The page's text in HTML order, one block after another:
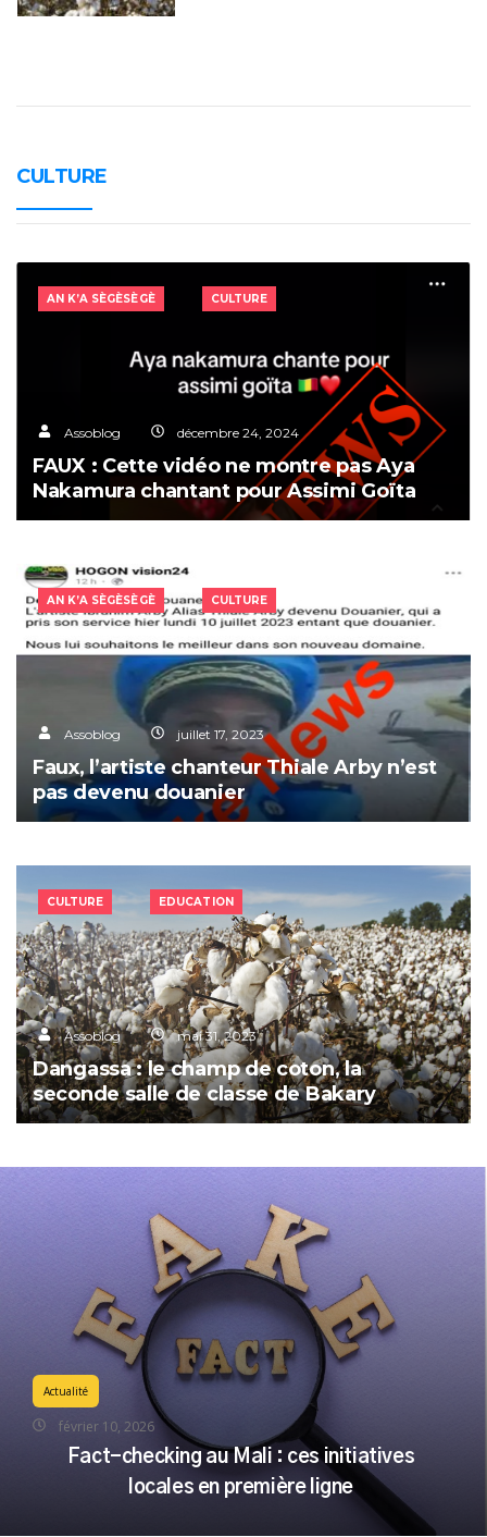
CULTURE
AN K’A SÈGÈSÈGÈ CULTURE
Assoblog décembre 24, 2024
FAUX : Cette vidéo ne montre pas Aya
Nakamura chantant pour Assimi Goïta
AN K’A SÈGÈSÈGÈ CULTURE
Assoblog juillet 17, 2023
Faux, l’artiste chanteur Thiale Arby n’est
pas devenu douanier
CULTURE EDUCATION
Assoblog mai 31, 2023
Dangassa : le champ de coton, la
seconde salle de classe de Bakary
Actualité
février 10, 2026
Fact-checking au Mali : ces initiatives
locales en première ligne